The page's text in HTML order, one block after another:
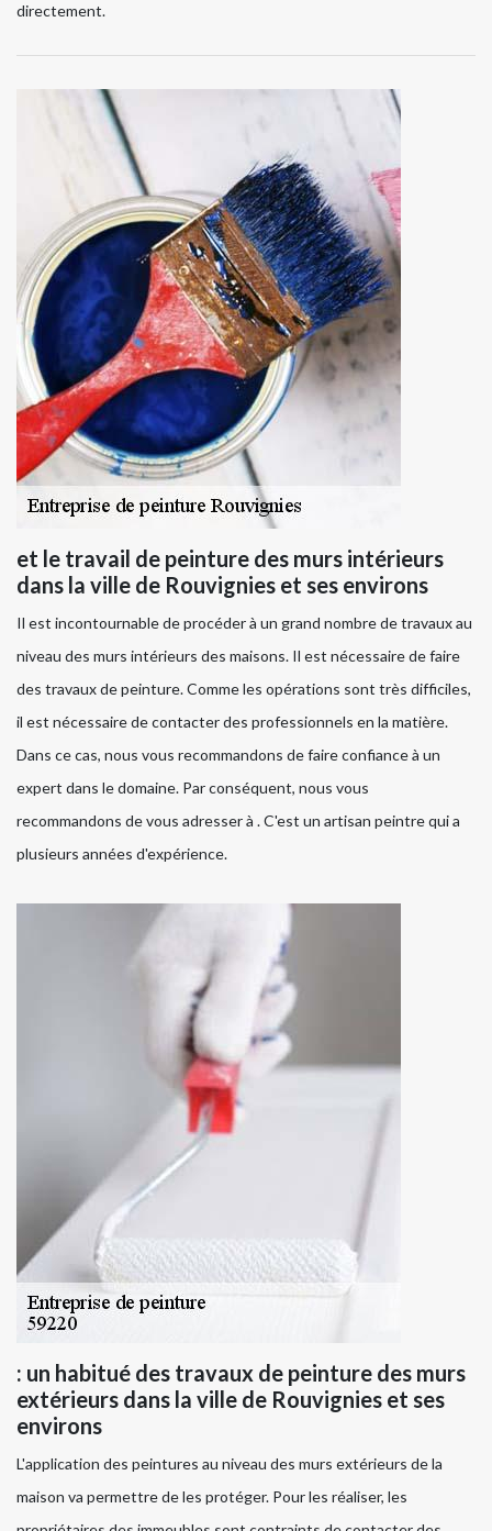
directement.
et le travail de peinture des murs intérieurs
dans la ville de Rouvignies et ses environs
Il est incontournable de procéder à un grand nombre de travaux au
niveau des murs intérieurs des maisons. Il est nécessaire de faire
des travaux de peinture. Comme les opérations sont très difficiles,
il est nécessaire de contacter des professionnels en la matière.
Dans ce cas, nous vous recommandons de faire confiance à un
expert dans le domaine. Par conséquent, nous vous
recommandons de vous adresser à . C'est un artisan peintre qui a
plusieurs années d'expérience.
: un habitué des travaux de peinture des murs
extérieurs dans la ville de Rouvignies et ses
environs
L'application des peintures au niveau des murs extérieurs de la
maison va permettre de les protéger. Pour les réaliser, les